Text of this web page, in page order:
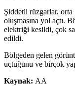
Şiddetli rüzgarlar, orta
oluşmasına yol açtı.
elektriği kesildi, çok
edildi.
Bölgeden gelen
uçtuğunu ve birçok
Kaynak: AA